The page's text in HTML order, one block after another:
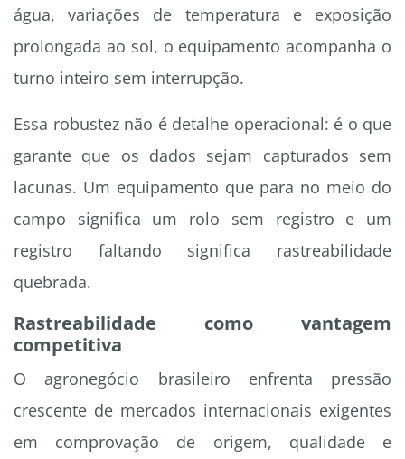
água, variações de temperatura e exposição
prolongada ao sol, o equipamento acompanha o
turno inteiro sem interrupção.
Essa robustez não é detalhe operacional: é o que
garante que os dados sejam capturados sem
lacunas. Um equipamento que para no meio do
campo significa um rolo sem registro e um
registro faltando significa rastreabilidade
quebrada.
Rastreabilidade como vantagem
competitiva
O agronegócio brasileiro enfrenta pressão
crescente de mercados internacionais exigentes
em comprovação de origem, qualidade e